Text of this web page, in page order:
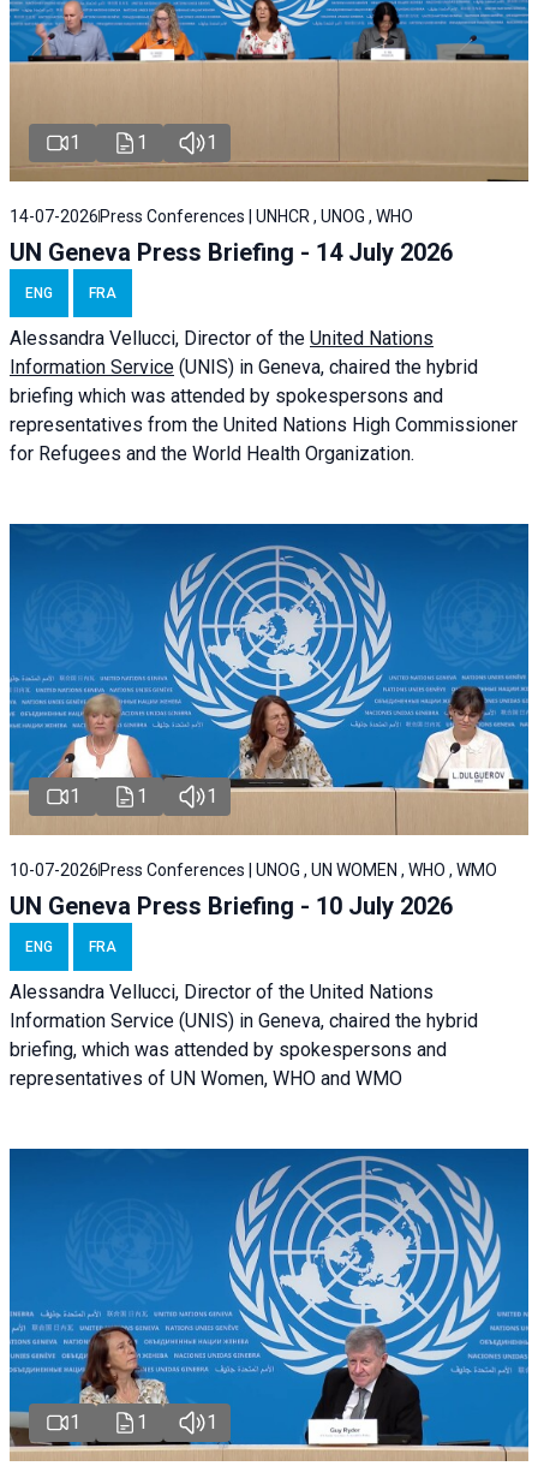
1 1 1
14-07-2026 Press Conferences | UNHCR , UNOG , WHO
UN Geneva Press Briefing - 14 July 2026
ENG FRA
Alessandra Vellucci, Director of the United Nations
Information Service (UNIS) in Geneva, chaired the hybrid
briefing which was attended by spokespersons and
representatives from the United Nations High Commissioner
for Refugees and the World Health Organization.
1 1 1
10-07-2026 Press Conferences | UNOG , UN WOMEN , WHO , WMO
UN Geneva Press Briefing - 10 July 2026
ENG FRA
Alessandra Vellucci, Director of the United Nations
Information Service (UNIS) in Geneva, chaired the hybrid
briefing, which was attended by spokespersons and
representatives of UN Women, WHO and WMO
1 1 1